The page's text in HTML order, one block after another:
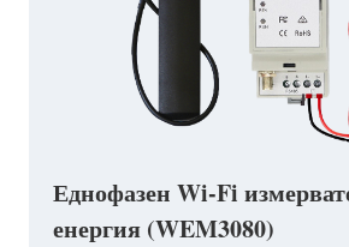
Еднофазен Wi-Fi
енергия (WEM3080)